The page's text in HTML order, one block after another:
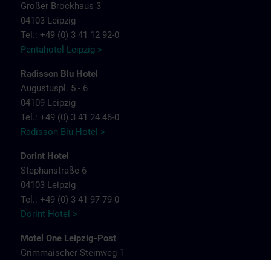
Großer Brockhaus 3
04103 Leipzig
Tel.: +49 (0) 3 41 12 92-0
Pentahotel Leipzig >
Radisson Blu Hotel
Augustuspl. 5 - 6
04109 Leipzig
Tel.: +49 (0) 3 41 24 46-0
Radisson Blu Hotel >
Dorint Hotel
Stephanstraße 6
04103 Leipzig
Tel.: +49 (0) 3 41 97 79-0
Dorint Hotel >
Motel One Leipzig-Post
Grimmaischer Steinweg 1